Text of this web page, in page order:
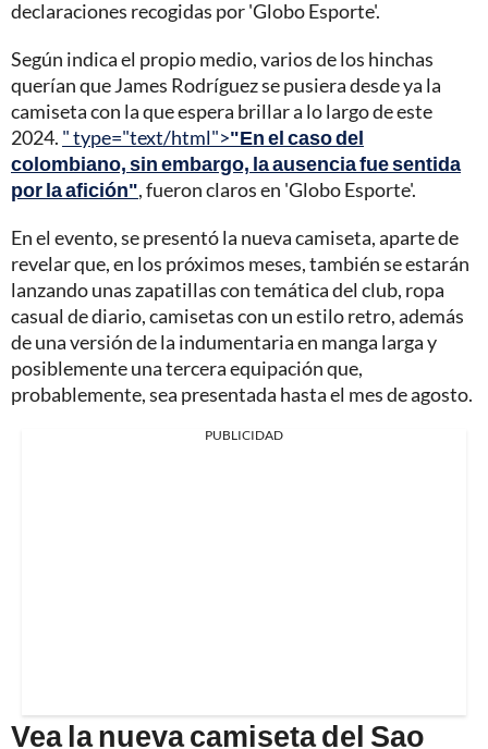
declaraciones recogidas por 'Globo Esporte'.
Según indica el propio medio, varios de los hinchas
querían que James Rodríguez se pusiera desde ya la
camiseta con la que espera brillar a lo largo de este
2024. " type="text/html">"En el caso del
colombiano, sin embargo, la ausencia fue sentida
por la afición", fueron claros en 'Globo Esporte'.
En el evento, se presentó la nueva camiseta, aparte de
revelar que, en los próximos meses, también se estarán
lanzando unas zapatillas con temática del club, ropa
casual de diario, camisetas con un estilo retro, además
de una versión de la indumentaria en manga larga y
posiblemente una tercera equipación que,
probablemente, sea presentada hasta el mes de agosto.
PUBLICIDAD
Vea la nueva camiseta del Sao